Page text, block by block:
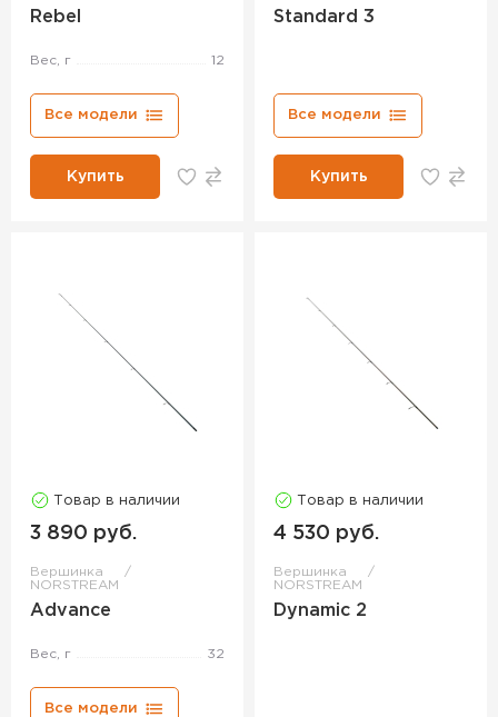
Rebel
Вес, г 12
Все модели
Купить
Standard 3
Все модели
Купить
Товар в наличии
3 890 руб.
Вершинка
NORSTREAM
Advance
Вес, г 32
Все модели
Товар в наличии
4 530 руб.
Вершинка
NORSTREAM
Dynamic 2